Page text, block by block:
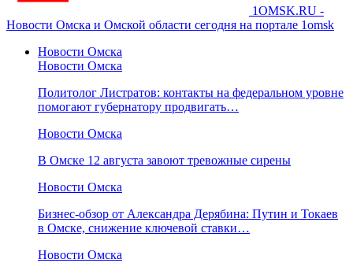
1OMSK.RU -
Новости Омска и Омской области сегодня на портале 1omsk
Новости Омска
Новости Омска
Политолог Листратов: контакты на федеральном уровне
помогают губернатору продвигать…
Новости Омска
В Омске 12 августа завоют тревожные сирены
Новости Омска
Бизнес-обзор от Александра Дерябина: Путин и Токаев
в Омске, снижение ключевой ставки…
Новости Омска